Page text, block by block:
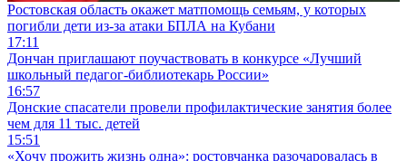
Ростовская область окажет матпомощь семьям, у которых
погибли дети из-за атаки БПЛА на Кубани
17:11
Дончан приглашают поучаствовать в конкурсе «Лучший
школьный педагог-библиотекарь России»
16:57
Донские спасатели провели профилактические занятия более
чем для 11 тыс. детей
15:51
«Хочу прожить жизнь одна»: ростовчанка разочаровалась в